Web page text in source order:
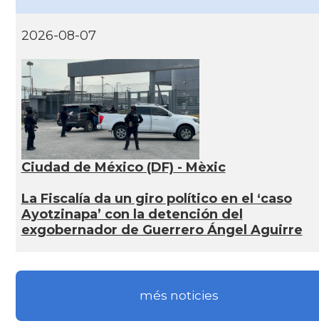
2026-08-07
Ciudad de México (DF) - Mèxic
La Fiscalía da un giro político en el ‘caso
Ayotzinapa’ con la detención del
exgobernador de Guerrero Ángel Aguirre
més noticies